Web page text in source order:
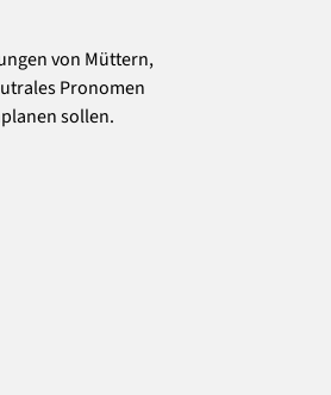
von Müttern,
Pronomen
sollen.